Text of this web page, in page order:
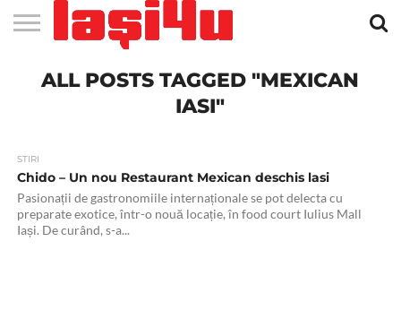
STIRI
APARTAMENTE
NOI IASI
STIRI
IASI
JOBS
IN
FILME
LA
CLUBURI /
DISCOTECI
BARURI /
CAFENELE
SALI DE
FORTA
SALOANE DE
INFRUMUSETARE
AGENTII
DE
RESTAURANTE
IN IASI
PIZZA
IN
PISCINA
IN IASI
FLORARII
RADIO
LIVE
SPALATORII
AUTO
TRACTARI
AUTO
TAXI
IN
CINEMA
TEATRU
HOTELURI
TEREN
SPORTIV
TEREN
TENIS
FARMACII
NON
COFFEE-
TO-GO
FIRME DE
PUBLICITATE
RENT
AALL POSTS TAGGED "MEXICAN
IASI"
STIRI
Chido – Un nou Restaurant Mexican deschis lasi
Pasionații de gastronomiile internaționale se pot delecta cu
preparate exotice, într-o nouă locație, în food court Iulius Mall
Iași. De curând, s-a...